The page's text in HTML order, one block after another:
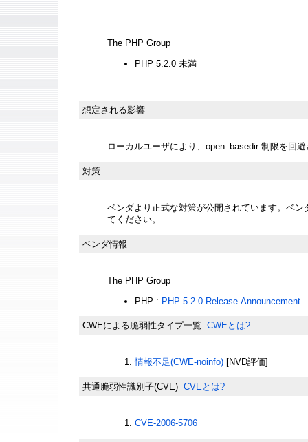
The PHP Group
PHP 5.2.0 未満
想定される影響
ローカルユーザにより、open_basedir 制限を回
対策
ベンダより正式な対策が公開されています。ベ
てください。
ベンダ情報
The PHP Group
PHP : PHP 5.2.0 Release Announcement
CWEによる脆弱性タイプ一覧 CWEとは?
情報不足(CWE-noinfo) [NVD評価]
共通脆弱性識別子(CVE) CVEとは?
CVE-2006-5706